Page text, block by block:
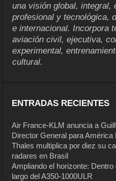
una visión global, integral,
profesional y tecnológica,
e internacional. Incorpora
aviación civil, ejecutiva,
experimental,
cultural.
ENTRADAS RECIENTES
Air France-KLM anuncia a
Director General para América
Thales multiplica por diez su
radares en Brasil
Ampliando el horizonte:
largo del A350-1000ULR